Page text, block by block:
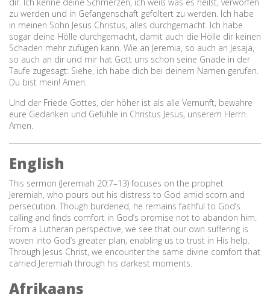
zu werden und in Gefangenschaft gefoltert zu werden. Ich habe
in meinen Sohn Jesus Christus, alles durchgemacht. Ich habe
sogar deine Hölle durchgemacht, damit auch die Hölle dir keinen
Schaden mehr zufügen kann. Wie an Jeremia, so auch an Jesaja,
so auch an dir und mir hat Gott uns schon seine Gnade in der
Taufe zugesagt: Siehe, ich habe dich bei deinem Namen gerufen.
Du bist mein! Amen.
Und der Friede Gottes, der höher ist als alle Vernunft, bewahre
eure Gedanken und Gefühle in Christus Jesus, unserem Herrn.
Amen.
English
This sermon (Jeremiah 20:7–13) focuses on the prophet
Jeremiah, who pours out his distress to God amid scorn and
persecution. Though burdened, he remains faithful to God’s
calling and finds comfort in God’s promise not to abandon him.
From a Lutheran perspective, we see that our own suffering is
woven into God’s greater plan, enabling us to trust in His help.
Through Jesus Christ, we encounter the same divine comfort that
carried Jeremiah through his darkest moments.
Afrikaans